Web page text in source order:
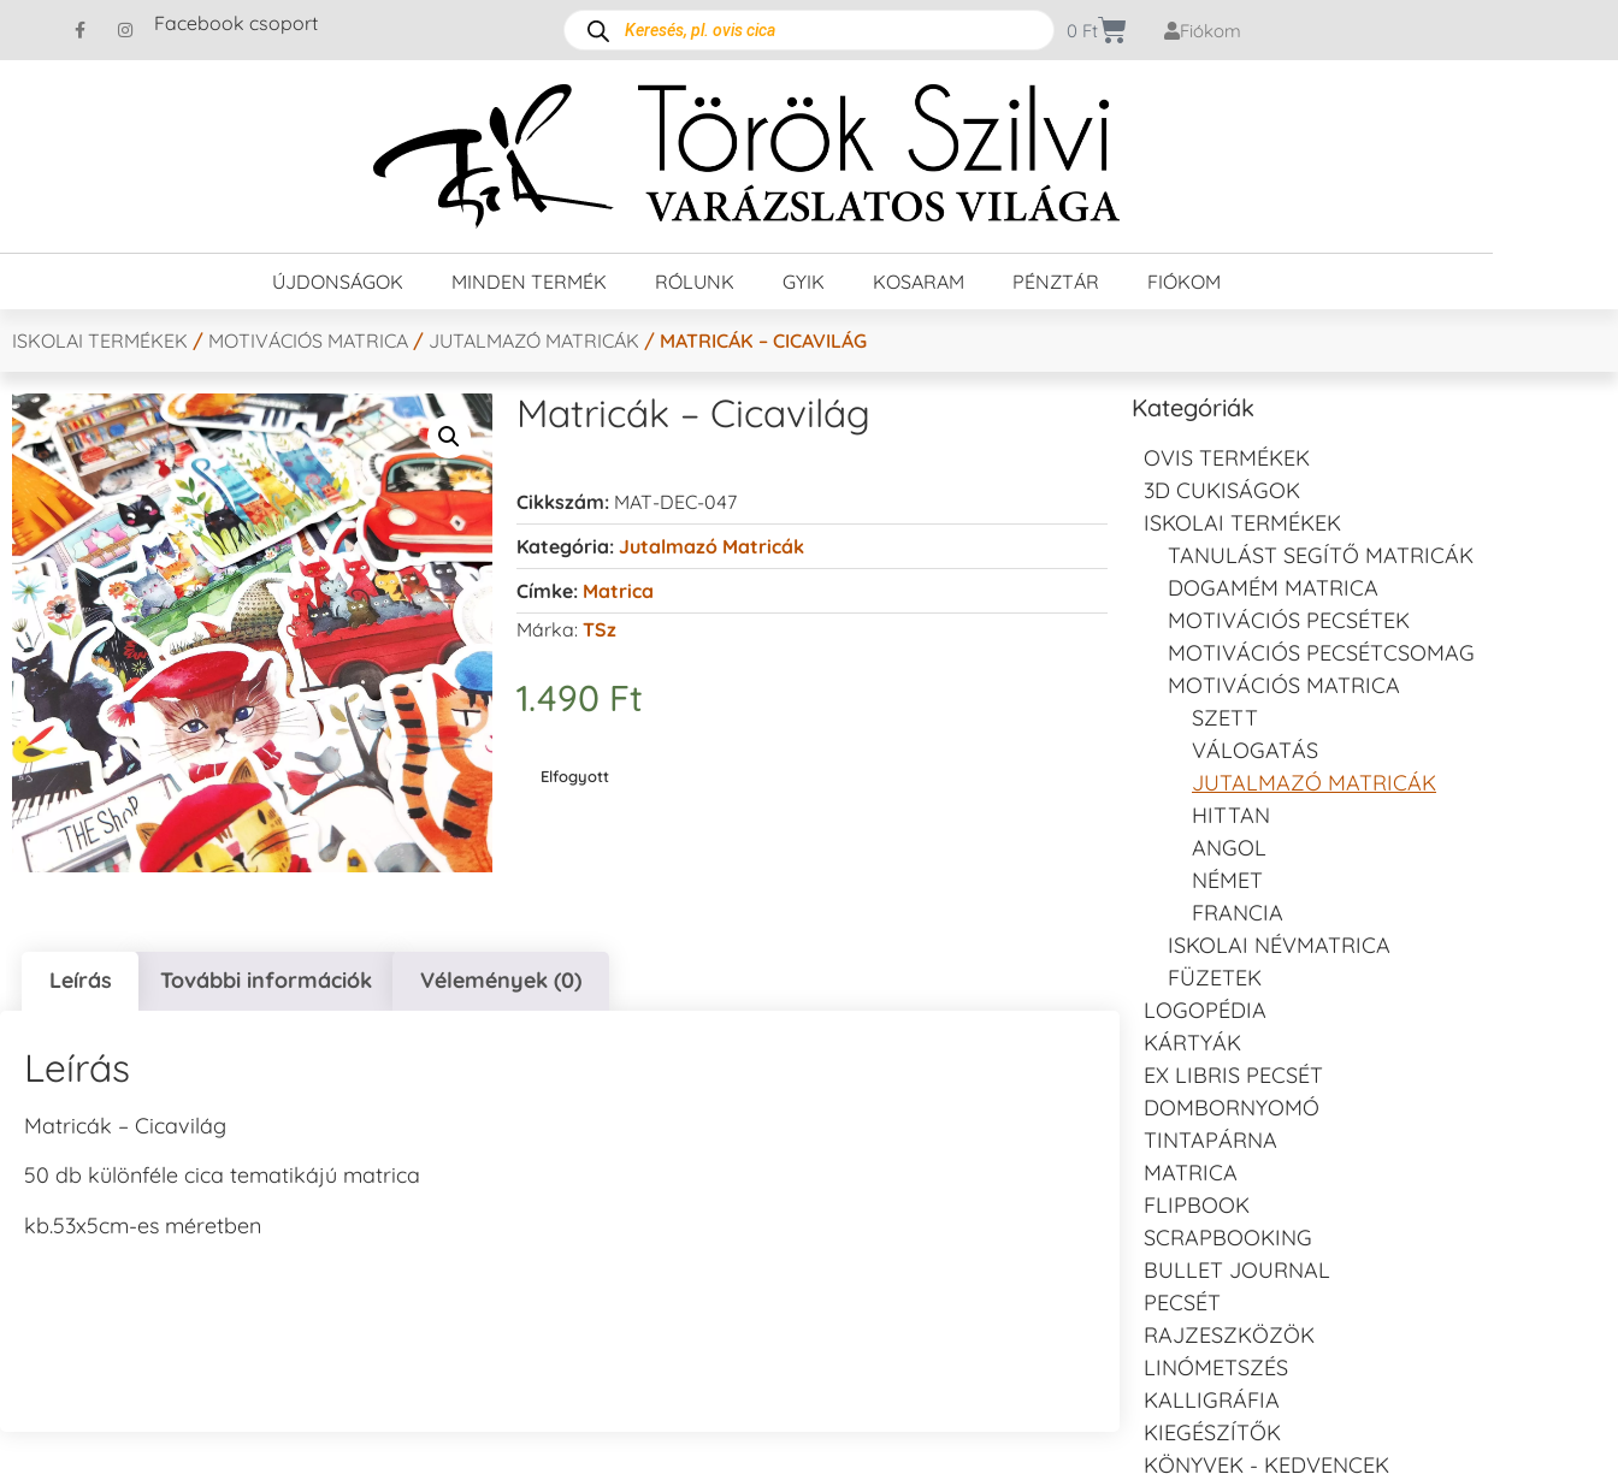
Facebook csoport 0 Ft Fiókom
ÚJDONSÁGOK MINDEN TERMÉK RÓLUNK GYIK KOSARAM PÉNZTÁR FIÓKOM
ISKOLAI TERMÉKEK / MOTIVÁCIÓS MATRICA / JUTALMAZÓ MATRICÁK / MATRICÁK – CICAVILÁG
Matricák – Cicavilág
Cikkszám: MAT-DEC-047
Kategória: Jutalmazó Matricák
Címke: Matrica
Márka: TSz
1.490 Ft
Elfogyott
Leírás További információk Vélemények (0)
Leírás
Matricák – Cicavilág
50 db különféle cica tematikájú matrica
kb.53x5cm-es méretben
Kategóriák
OVIS TERMÉKEK
3D CUKISÁGOK
ISKOLAI TERMÉKEK
TANULÁST SEGÍTŐ MATRICÁK
DOGAMÉM MATRICA
MOTIVÁCIÓS PECSÉTEK
MOTIVÁCIÓS PECSÉTCSOMAG
MOTIVÁCIÓS MATRICA
SZETT
VÁLOGATÁS
JUTALMAZÓ MATRICÁK
HITTAN
ANGOL
NÉMET
FRANCIA
ISKOLAI NÉVMATRICA
FÜZETEK
LOGOPÉDIA
KÁRTYÁK
EX LIBRIS PECSÉT
DOMBORNYOMÓ
TINTAPÁRNA
MATRICA
FLIPBOOK
SCRAPBOOKING
BULLET JOURNAL
PECSÉT
RAJZESZKÖZÖK
LINÓMETSZÉS
KALLIGRÁFIA
KIEGÉSZÍTŐK
KÖNYVEK - KEDVENCEK